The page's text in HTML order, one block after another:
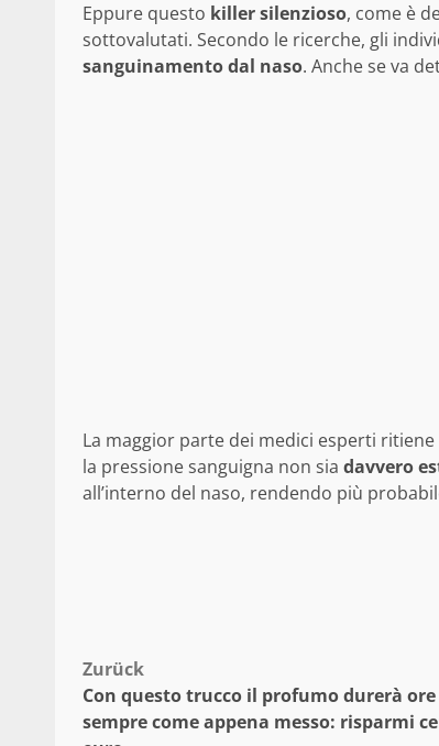
Eppure questo killer silenzioso, come è
sottovalutati. Secondo le ricerche, gli
sanguinamento dal naso. Anche se va
La maggior parte dei medici esperti
la pressione sanguigna non sia davvero
all’interno del naso, rendendo più
Beitragsnavigation
Zurück
Con questo trucco il profumo durerà ore
sempre come appena messo: risparmi